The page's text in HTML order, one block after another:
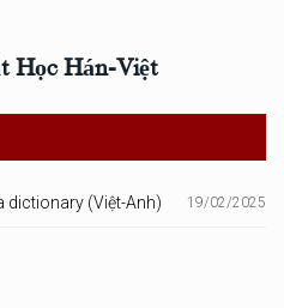
Học Hán-Việt
dictionary (Việt-Anh) 19/02/2025